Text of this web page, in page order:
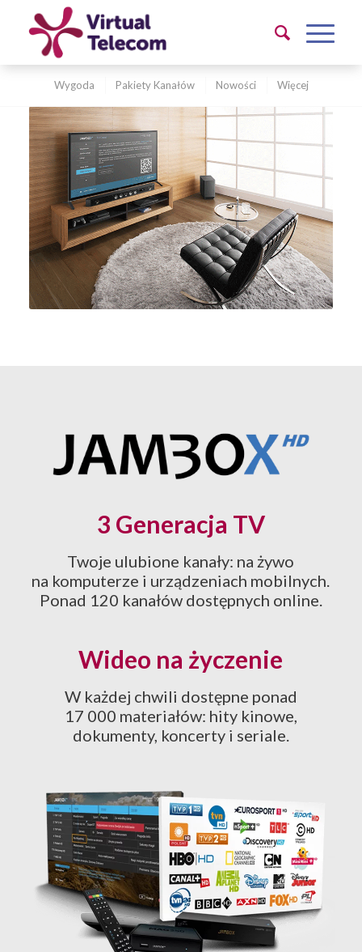
Wygoda Pakiety Kanałów Nowości Więcej
3 Generacja TV
Twoje ulubione kanały: na żywo
na komputerze i urządzeniach mobilnych.
Ponad 120 kanałów dostępnych online.
Wideo na życzenie
W każdej chwili dostępne ponad
17 000 materiałów: hity kinowe,
dokumenty, koncerty i seriale.